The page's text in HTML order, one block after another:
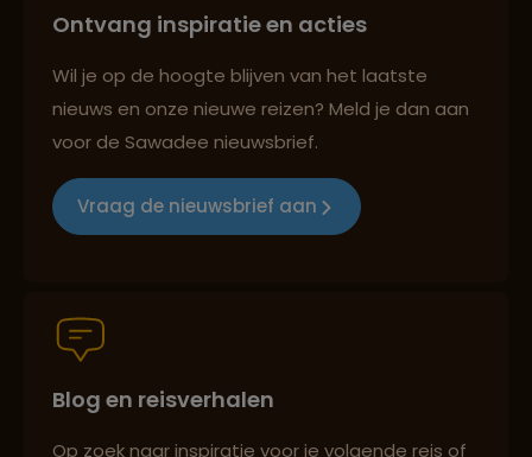
Reizen met oog voor mens, cultuur en milieu
Persoonlijk en deskundig reisadvies
Ontvang inspiratie en acties
Wil je op de hoogte blijven van het laatste
nieuws en onze nieuwe reizen? Meld je dan aan
voor de Sawadee nieuwsbrief.
Vraag de nieuwsbrief aan
Blog en reisverhalen
Op zoek naar inspiratie voor je volgende reis of